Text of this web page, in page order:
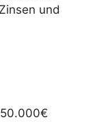
und